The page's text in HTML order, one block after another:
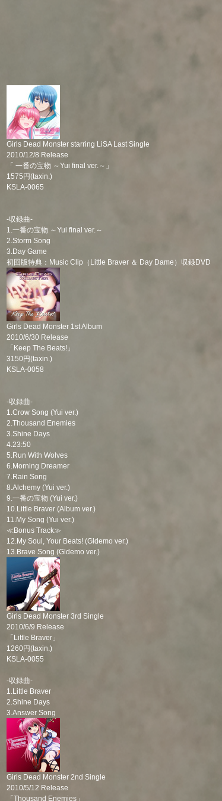
Girls Dead Monster starring LiSA Last Single
2010/12/8 Release
「 一番の宝物 ～Yui final ver.～」
1575円(taxin.)
KSLA-0065
-収録曲-
1.一番の宝物 ～Yui final ver.～
2.Storm Song
3.Day Game
初回版特典：Music Clip（Little Braver ＆ Day Dame）収録DVD
Girls Dead Monster 1st Album
2010/6/30 Release
「Keep The Beats!」
3150円(taxin.)
KSLA-0058
-収録曲-
1.Crow Song (Yui ver.)
2.Thousand Enemies
3.Shine Days
4.23:50
5.Run With Wolves
6.Morning Dreamer
7.Rain Song
8.Alchemy (Yui ver.)
9.一番の宝物 (Yui ver.)
10.Little Braver (Album ver.)
11.My Song (Yui ver.)
≪Bonus Track≫
12.My Soul, Your Beats! (Gldemo ver.)
13.Brave Song (Gldemo ver.)
Girls Dead Monster 3rd Single
2010/6/9 Release
「Little Braver」
1260円(taxin.)
KSLA-0055
-収録曲-
1.Little Braver
2.Shine Days
3.Answer Song
Girls Dead Monster 2nd Single
2010/5/12 Release
「Thousand Enemies」